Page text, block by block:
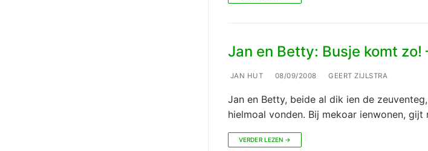
Jan en Betty: Busje komt zo!
JAN HUT 08/09/2008 GEERT ZIJLSTRA
Jan en Betty, beide al dik ien de
hielmoal vonden. Bij mekoar ienwonen,
VERDER LEZEN →